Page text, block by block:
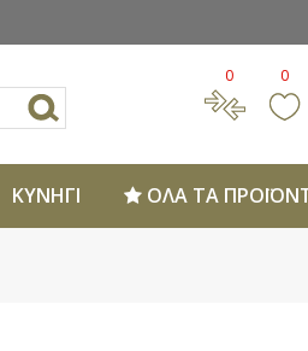
0 0
ΚΥΝΗΓΙ ΟΛΑ ΤΑ